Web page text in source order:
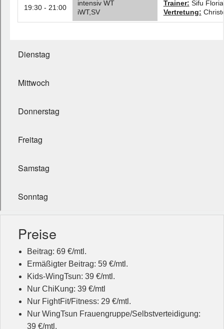
Preise
Beitrag: 69 €/mtl.
Ermäßigter Beitrag: 59 €/mtl.
Kids-WingTsun: 39 €/mtl.
Nur ChiKung: 39 €/mtl
Nur FightFit/Fitness: 29 €/mtl.
Nur WingTsun Frauengruppe/Selbstverteidigung:
39 €/mtl.